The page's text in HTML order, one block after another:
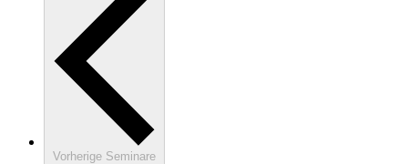
Vorherige Seminare